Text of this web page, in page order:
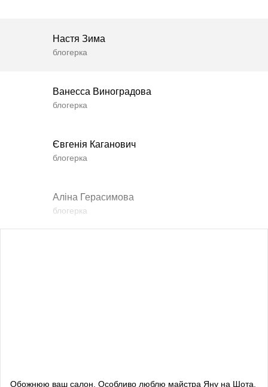
Настя Зима
блогерка
Ванесса Виноградова
блогерка
Євгенія Каганович
блогерка
Аліна Герасимова
блогерка
Обожнюю ваш салон. Особливо люблю майстра Яну на Шота.